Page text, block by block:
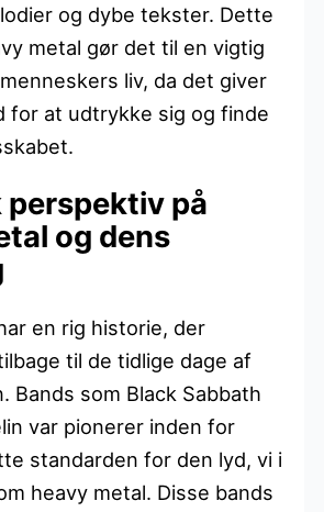
og dybe tekster. Dette
metal gør det til en vigtig
liv, da det giver
for at udtrykke sig og finde
på
og dens
en rig historie, der
til de tidlige dage af
Bands som Black Sabbath
var pionerer inden for
standarden for den lyd, vi i
heavy metal. Disse bands